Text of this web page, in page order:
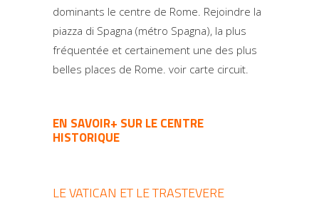
dominants le centre de Rome. Rejoindre la
piazza di Spagna (métro Spagna), la plus
fréquentée et certainement une des plus
belles places de Rome. voir carte circuit.
EN SAVOIR+ SUR LE CENTRE
HISTORIQUE
LE VATICAN ET LE TRASTEVERE